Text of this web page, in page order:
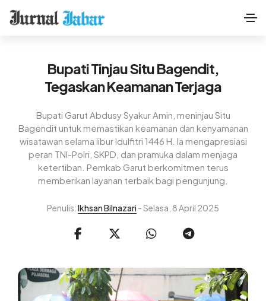
Bupati Tinjau Situ Bagendit,
Tegaskan Keamanan Terjaga
Bupati Garut Abdusy Syakur Amin, meninjau Situ
Bagendit untuk memastikan keamanan dan kenyamanan
wisatawan selama libur Idulfitri 1446 H. Ia mengapresiasi
peran TNI-Polri, SKPD, dan pramuka dalam menjaga
ketertiban. Pemkab Garut berkomitmen terus
memberikan layanan terbaik bagi pengunjung.
Penulis:Ikhsan Bilnazari - Selasa, 8 April 2025